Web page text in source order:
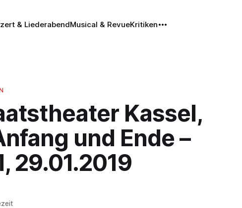
& LiederabendMusical & RevueKritiken
Kassel,
und Ende –
29.01.2019